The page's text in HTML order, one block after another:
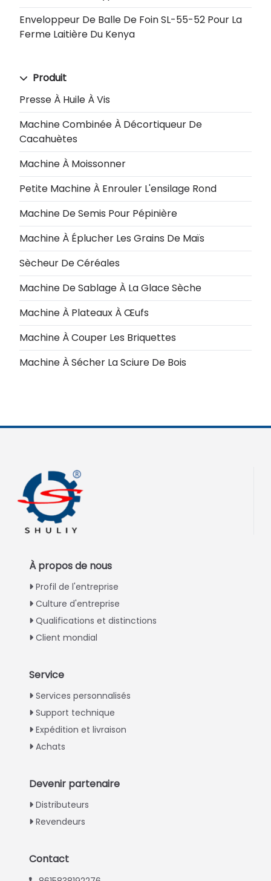
Enveloppeur De Balle De Foin SL-55-52 Pour La
Ferme Laitière Du Kenya
Produit
Presse À Huile À Vis
Machine Combinée À Décortiqueur De
Cacahuètes
Machine À Moissonner
Petite Machine À Enrouler L'ensilage Rond
Machine De Semis Pour Pépinière
Machine À Éplucher Les Grains De Maïs
Sècheur De Céréales
Machine De Sablage À La Glace Sèche
Machine À Plateaux À Œufs
Machine À Couper Les Briquettes
Machine À Sécher La Sciure De Bois
À propos de nous
Profil de l'entreprise
Culture d'entreprise
Qualifications et distinctions
Client mondial
Service
Services personnalisés
Support technique
Expédition et livraison
Achats
Devenir partenaire
Distributeurs
Revendeurs
Contact
Japanese
Urdu
Greek
Italian